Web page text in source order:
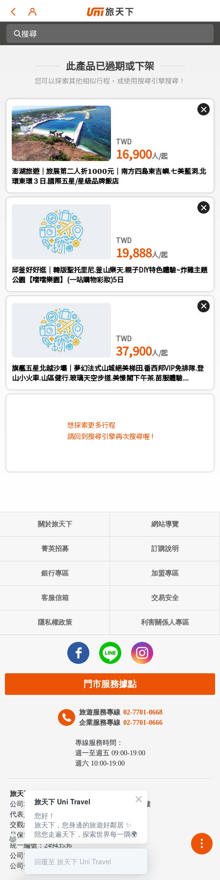
搜尋
此產品已過期或下架
您可以探索其他相似行程，或使用搜尋引擎搜尋！
TWD
16,900人/起
澎湖旅遊｜旅展第二人折𝟭𝟬𝟬𝟬元｜南方四島東吉嶼.七美藍洞.北
環東環３日.國際五星/星級品牌飯店
TWD
19,888人/起
邱釜好好逛｜韓版聖托里尼.釜山樂天.親子DIY特色體驗~炸雞主題
公園【噹噹樂園】(一站購物彩妝)5日
TWD
37,900人/起
旗艦五星北越沙壩｜夢幻法式山城絕美梯田.番西邦VIP免排隊.登
山小火車.山區健行.玻璃天空步道.美憬閣下午茶.苗服體驗....
想探索更多行程
請回到搜尋引擎再次搜尋喔 !
單團產品代碼:
出發日期: ()
關於旅天下 網站導覽
菁英招募 訂購說明
銀行專區 加盟專區
客服信箱 交易安全
隱私權政策 利害關係人專區
門市服務據點
旅遊服務專線 02-7701-0668
企業服務專線 02-7701-0666
專線服務時間：
週一至週五 09:00-19:00
週六 10:00-19:00
旅天下聯合國際旅行社股份有限公司
公司地址：台北市中山區民生東路三段10號6樓
代表人：李嘉寅
交觀綜217100號
品保協會2137號
統一編號：24943536
公司電話：02-7701-0660
公司傳真：02-2515-9801
旅天下 Uni Travel
您好！
旅天下，您身邊的旅遊好鄰居 ✨
陪您走遍天下，探索世界每一隅🌍
回覆至 旅天下 Uni Travel